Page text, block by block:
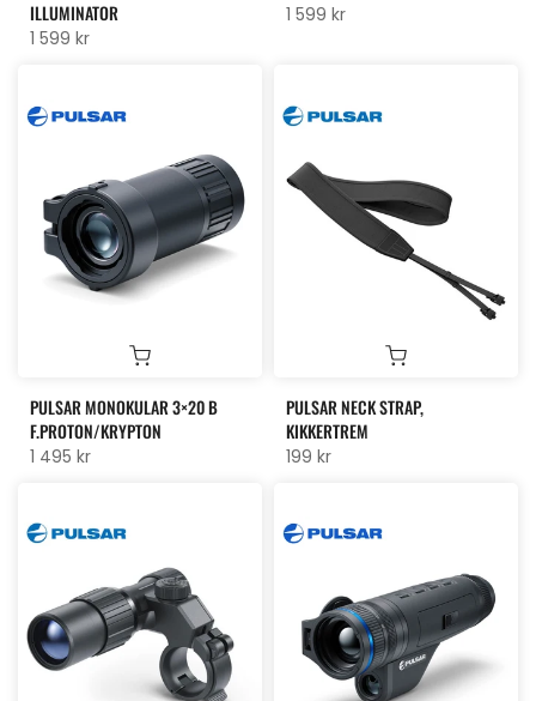
ILLUMINATOR
1 599 kr
1 599 kr
PULSAR MONOKULAR 3×20 B
F.PROTON/KRYPTON
1 495 kr
PULSAR NECK STRAP,
KIKKERTREM
199 kr